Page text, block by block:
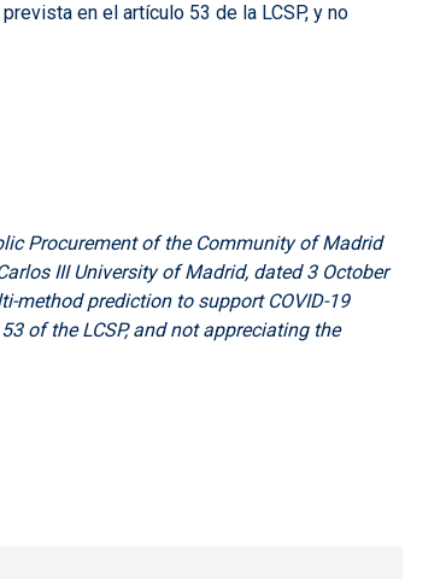
en el artículo 53 de la LCSP, y no
Procurement of the Community of Madrid
III University of Madrid, dated 3 October
method prediction to support COVID-19
of the LCSP, and not appreciating the